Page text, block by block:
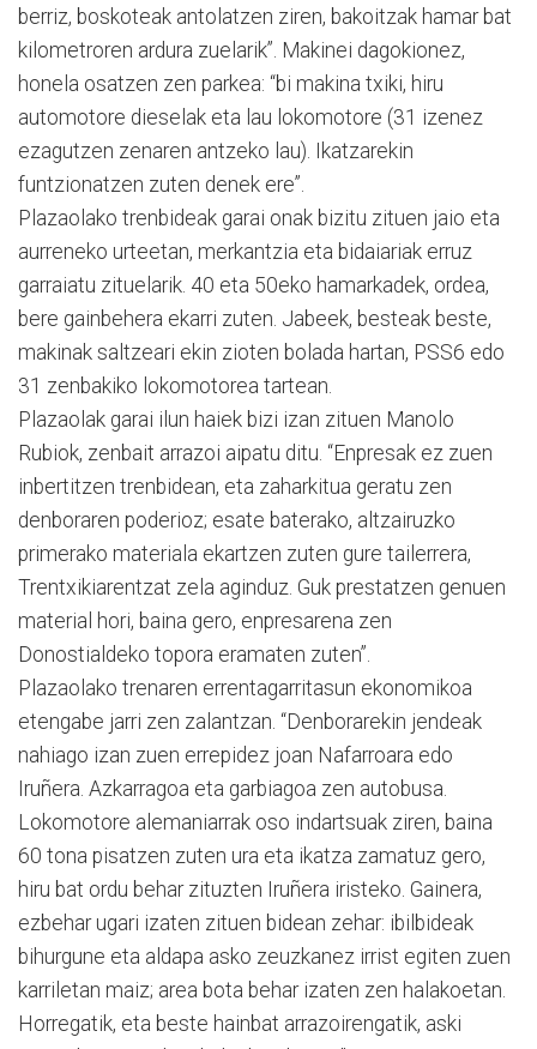
berriz, boskoteak antolatzen ziren, bakoitzak hamar bat
kilometroren ardura zuelarik”. Makinei dagokionez,
honela osatzen zen parkea: “bi makina txiki, hiru
automotore dieselak eta lau lokomotore (31 izenez
ezagutzen zenaren antzeko lau). Ikatzarekin
funtzionatzen zuten denek ere”.
Plazaolako trenbideak garai onak bizitu zituen jaio eta
aurreneko urteetan, merkantzia eta bidaiariak erruz
garraiatu zituelarik. 40 eta 50eko hamarkadek, ordea,
bere gainbehera ekarri zuten. Jabeek, besteak beste,
makinak saltzeari ekin zioten bolada hartan, PSS6 edo
31 zenbakiko lokomotorea tartean.
Plazaolak garai ilun haiek bizi izan zituen Manolo
Rubiok, zenbait arrazoi aipatu ditu. “Enpresak ez zuen
inbertitzen trenbidean, eta zaharkitua geratu zen
denboraren poderioz; esate baterako, altzairuzko
primerako materiala ekartzen zuten gure tailerrera,
Trentxikiarentzat zela aginduz. Guk prestatzen genuen
material hori, baina gero, enpresarena zen
Donostialdeko topora eramaten zuten”.
Plazaolako trenaren errentagarritasun ekonomikoa
etengabe jarri zen zalantzan. “Denborarekin jendeak
nahiago izan zuen errepidez joan Nafarroara edo
Iruñera. Azkarragoa eta garbiagoa zen autobusa.
Lokomotore alemaniarrak oso indartsuak ziren, baina
60 tona pisatzen zuten ura eta ikatza zamatuz gero,
hiru bat ordu behar zituzten Iruñera iristeko. Gainera,
ezbehar ugari izaten zituen bidean zehar: ibilbideak
bihurgune eta aldapa asko zeuzkanez irrist egiten zuen
karriletan maiz; area bota behar izaten zen halakoetan.
Horregatik, eta beste hainbat arrazoirengatik, aski